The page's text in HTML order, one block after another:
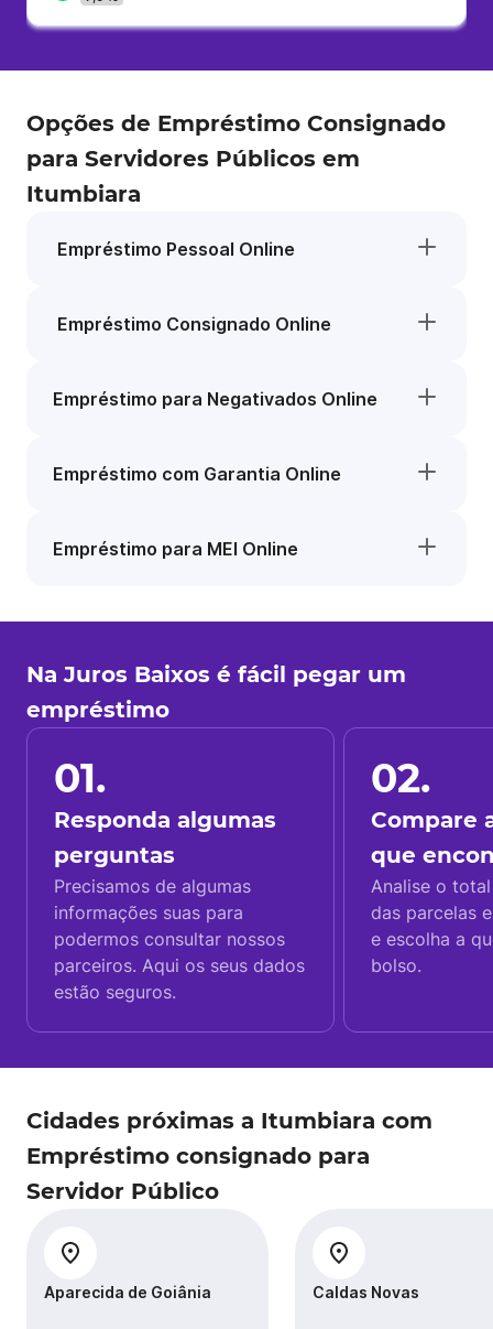
Opções de Empréstimo Consignado
para Servidores Públicos em
Itumbiara
Empréstimo Pessoal Online
Empréstimo Consignado Online
Empréstimo para Negativados Online
Empréstimo com Garantia Online
Empréstimo para MEI Online
Na Juros Baixos é fácil pegar um
empréstimo
01.
Responda algumas
perguntas
Precisamos de algumas
informações suas para
podermos consultar nossos
parceiros. Aqui os seus dados
estão seguros.
02.
Compare
que
Analise o
das parcelas
e escolha a
bolso.
Cidades próximas a Itumbiara com
Empréstimo consignado para
Servidor Público
Aparecida de Goiânia Caldas Novas